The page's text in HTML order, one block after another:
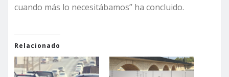
cuando más lo necesitábamos” ha concluido.
Relacionado